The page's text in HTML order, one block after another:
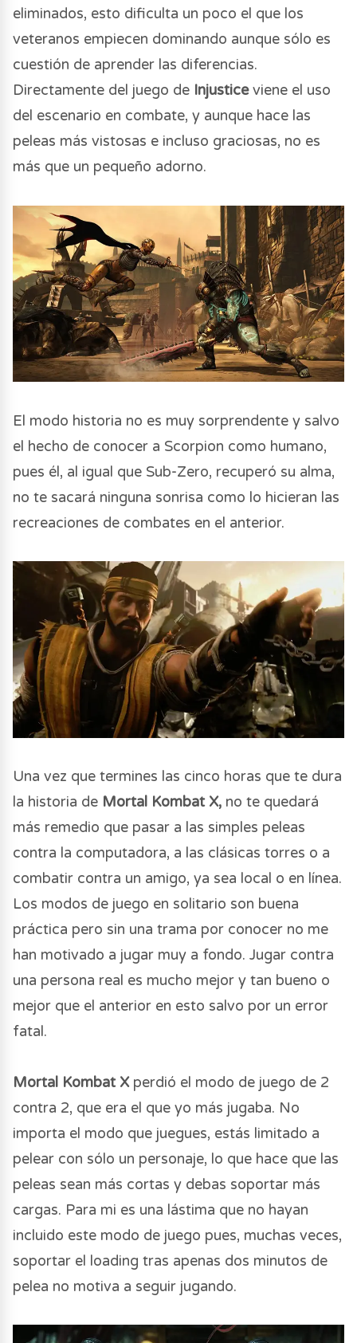
eliminados, esto dificulta un poco el que los
veteranos empiecen dominando aunque sólo es
cuestión de aprender las diferencias.
Directamente del juego de Injusticeviene el uso
del escenario en combate, y aunque hace las
peleas más vistosas e incluso graciosas, no es
más que un pequeño adorno.
El modo historia no es muy sorprendente y salvo
el hecho de conocer a Scorpion como humano,
pues él, al igual que Sub-Zero, recuperó su alma,
no te sacará ninguna sonrisa como lo hicieran las
recreaciones de combates en el anterior.
Una vez que termines las cinco horas que te dura
la historia de Mortal Kombat X, no te quedará
más remedio que pasar a las simples peleas
contra la computadora, a las clásicas torres o a
combatir contra un amigo, ya sea local o en línea.
Los modos de juego en solitario son buena
práctica pero sin una trama por conocer no me
han motivado a jugar muy a fondo. Jugar contra
una persona real es mucho mejor y tan bueno o
mejor que el anterior en esto salvo por un error
fatal.
Mortal Kombat Xperdió el modo de juego de 2
contra 2, que era el que yo más jugaba. No
importa el modo que juegues, estás limitado a
pelear con sólo un personaje, lo que hace que las
peleas sean más cortas y debas soportar más
cargas. Para mi es una lástima que no hayan
incluido este modo de juego pues, muchas veces,
soportar el loading tras apenas dos minutos de
pelea no motiva a seguir jugando.